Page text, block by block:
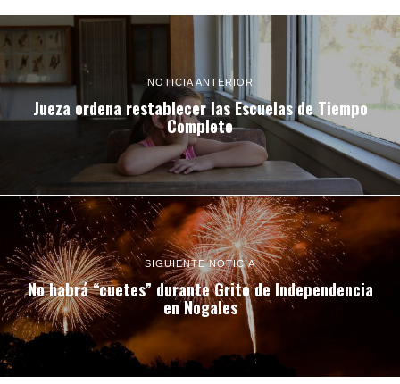
NOTICIA ANTERIOR
Jueza ordena restablecer las Escuelas de Tiempo
Completo
SIGUIENTE NOTICIA
No habrá “cuetes” durante Grito de Independencia
en Nogales